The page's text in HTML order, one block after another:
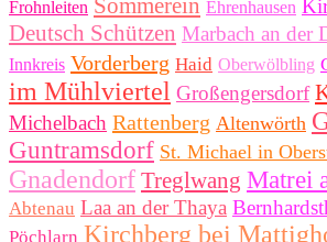
Frohnleiten Sommerein Ehrenhausen
Deutsch Schützen Marbach an der
Innkreis Vorderberg Haid Oberwölbling
im Mühlviertel Großengersdorf
Michelbach Rattenberg Altenwörth
Guntramsdorf St. Michael in
Gnadendorf Treglwang Matrei
Abtenau Laa an der Thaya
Pöchlarn Kirchberg bei